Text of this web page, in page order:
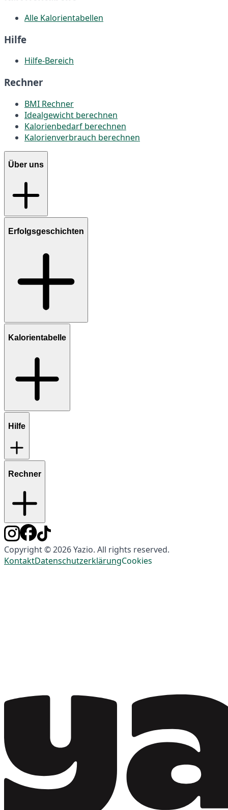
Alle Kalorientabellen
Hilfe
Hilfe-Bereich
Rechner
BMI Rechner
Idealgewicht berechnen
Kalorienbedarf berechnen
Kalorienverbrauch berechnen
Über uns
Erfolgsgeschichten
Kalorientabelle
Hilfe
Rechner
Copyright © 2026 Yazio. All rights reserved.
KontaktDatenschutzerklärungCookies